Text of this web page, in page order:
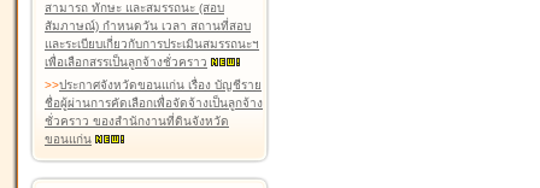
สามารถ ทักษะ และสมรรถนะ (สอบ
สัมภาษณ์) กำหนดวัน เวลา สถานที่สอบ
และระเบียบเกี่ยวกับการประเมินสมรรถนะฯ
เพื่อเลือกสรรเป็นลูกจ้างชั่วคราว
>>ประกาศจังหวัดขอนแก่น เรื่อง บัญชีราย
ชื่อผู้ผ่านการคัดเลือกเพื่อจัดจ้างเป็นลูกจ้าง
ชั่วคราว ของสำนักงานที่ดินจังหวัด
ขอนแก่น